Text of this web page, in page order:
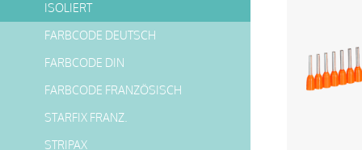
ISOLIERT
FARBCODE DEUTSCH
FARBCODE DIN
FARBCODE FRANZÖSISCH
STARFIX FRANZ.
STRIPAX